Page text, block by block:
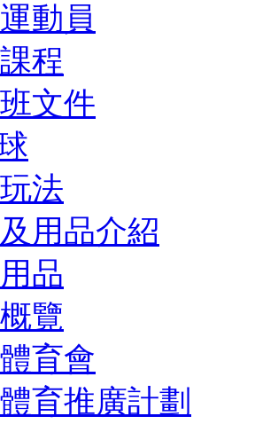
動員
程
文件
法
用品介紹
品
覽
育會
育推廣計劃